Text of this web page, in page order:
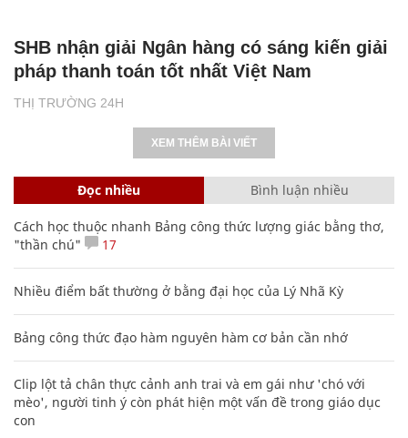
THỊ TRƯỜNG 24H
SHB nhận giải Ngân hàng có sáng kiến giải
pháp thanh toán tốt nhất Việt Nam
XEM THÊM BÀI VIẾT
Đọc nhiều Bình luận nhiều
Cách học thuộc nhanh Bảng công thức lượng giác bằng thơ,
"thần chú"
17
Nhiều điểm bất thường ở bằng đại học của Lý Nhã Kỳ
Bảng công thức đạo hàm nguyên hàm cơ bản cần nhớ
Clip lột tả chân thực cảnh anh trai và em gái như 'chó với
mèo', người tinh ý còn phát hiện một vấn đề trong giáo dục
con